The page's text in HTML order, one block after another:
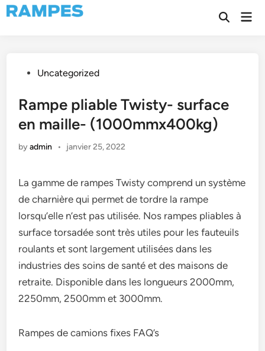
Skip
to
Open
PostedUncategorized
Rampe pliable Twisty- surface
en maille- (1000mmx400kg)
byadmin • janvier 25, 2022
La gamme de rampes Twisty comprend un système
de charnière qui permet de tordre la rampe
lorsqu’elle n’est pas utilisée. Nos rampes pliables à
surface torsadée sont très utiles pour les fauteuils
roulants et sont largement utilisées dans les
industries des soins de santé et des maisons de
retraite. Disponible dans les longueurs 2000mm,
2250mm, 2500mm et 3000mm.
Rampes de camions fixes FAQ’s